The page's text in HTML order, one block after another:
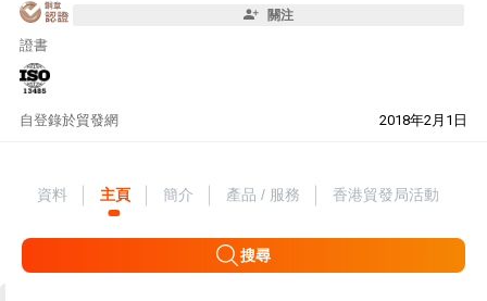
關注
證書
自 2018年2月1日
登錄於貿發網
資料 主頁 簡介 產品 / 服務 香港貿發局活動
搜尋